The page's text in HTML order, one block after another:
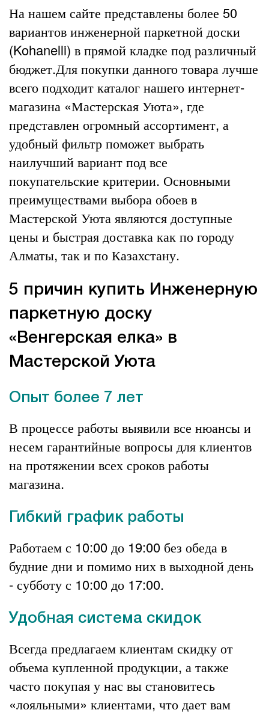
На нашем сайте представлены более 50
вариантов инженерной паркетной доски
(Kohanelli) в прямой кладке под различный
бюджет.Для покупки данного товара лучше
всего подходит каталог нашего интернет-
магазина «Мастерская Уюта», где
представлен огромный ассортимент, а
удобный фильтр поможет выбрать
наилучший вариант под все
покупательские критерии. Основными
преимуществами выбора обоев в
Мастерской Уюта являются доступные
цены и быстрая доставка как по городу
Алматы, так и по Казахстану.
5 причин купить Инженерную
паркетную доску
«Венгерская елка» в
Мастерской Уюта
Опыт более 7 лет
В процессе работы выявили все нюансы и
несем гарантийные вопросы для клиентов
на протяжении всех сроков работы
магазина.
Гибкий график работы
Работаем с 10:00 до 19:00 без обеда в
будние дни и помимо них в выходной день
- субботу с 10:00 до 17:00.
Удобная система скидок
Всегда предлагаем клиентам скидку от
объема купленной продукции, а также
часто покупая у нас вы становитесь
«лояльными» клиентами, что дает вам